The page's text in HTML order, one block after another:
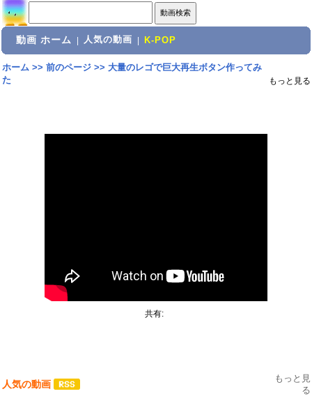
動画 ホーム 人気の動画 K-POP
ホーム>> 前のページ>> 大量のレゴで巨大再生ボタン作ってみ
た
もっと見る
共有:
人気の動画
もっと見
る